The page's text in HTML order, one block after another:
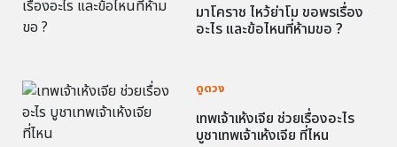
มาโคราช ไหว้ย่าโม ขอพรเรื่อง
อะไร และข้อไหนที่ห้ามขอ ?
ดูดวง
เทพเจ้าเห้งเจีย ช่วยเรื่องอะไร
บูชาเทพเจ้าเห้งเจีย ที่ไหน